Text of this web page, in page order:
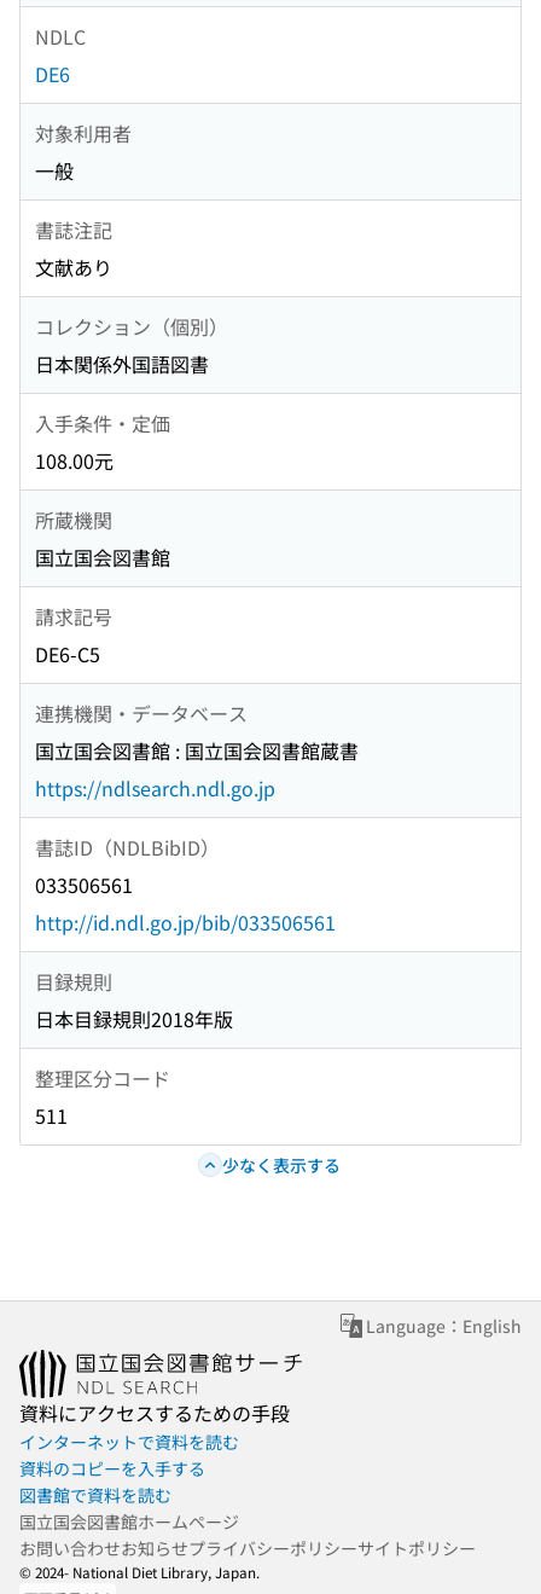
NDLC
DE6
対象利用者
一般
書誌注記
文献あり
コレクション（個別）
日本関係外国語図書
入手条件・定価
108.00元
所蔵機関
国立国会図書館
請求記号
DE6-C5
連携機関・データベース
国立国会図書館 : 国立国会図書館蔵書
https://ndlsearch.ndl.go.jp
書誌ID（NDLBibID）
033506561
http://id.ndl.go.jp/bib/033506561
目録規則
日本目録規則2018年版
整理区分コード
511
少なく表示する
Language：English
資料にアクセスするための手段
インターネットで資料を読む
資料のコピーを入手する
図書館で資料を読む
国立国会図書館ホームページ
お問い合わせお知らせプライバシーポリシーサイトポリシー
© 2024- National Diet Library, Japan.